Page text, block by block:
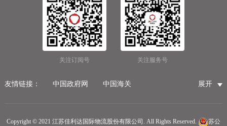
关注订阅号 关注服务号
友情链接： 展开
中国政府网
中国海关
无锡海运代理
无锡仓储服务公司
Copyright © 2021 江苏佳利达国际物流股份有限公司. All Rights Reserved. 苏公